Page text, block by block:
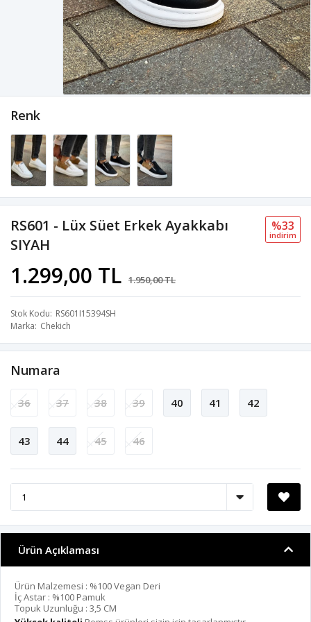
RS601 - Lüx Süet Erkek Ayakkabı
SIYAH
1.299,00 TL 1.950,00 TL
%33
i̇ndi̇ri̇m
Stok Kodu RS601I15394SH
Marka Chekich
Renk
Numara
36 37 38 39 40 41 42
43 44 45 46
Ürün Açıklaması
Ürün Malzemesi : %100 Vegan Deri
İç Astar : %100 Pamuk
Topuk Uzunluğu : 3,5 CM